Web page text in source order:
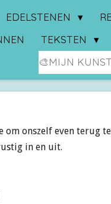
EDELSTENEN
TEKSTEN
🎨MIJN
om onszelf even terug te
in en uit.